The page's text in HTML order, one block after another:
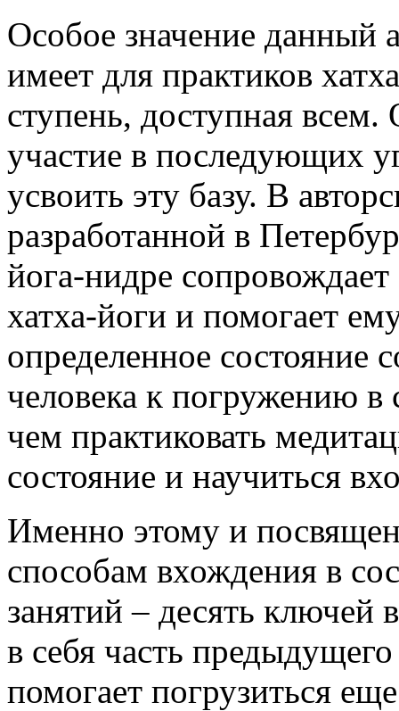
Особое значение данный
имеет для практиков
ступень, доступная
участие в последующих
усвоить эту базу. В
разработанной в
йога-нидре
хатха-йоги и помогает
определенное состояние
человека к погружению
чем практиковать
состояние и научиться
Именно этому и
способам вхождения в
занятий – десять ключей
в себя часть
помогает погрузиться